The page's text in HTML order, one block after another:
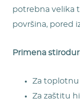
potrebna velika
površina, pored
Primena
Za toplotnu
Za zaštitu